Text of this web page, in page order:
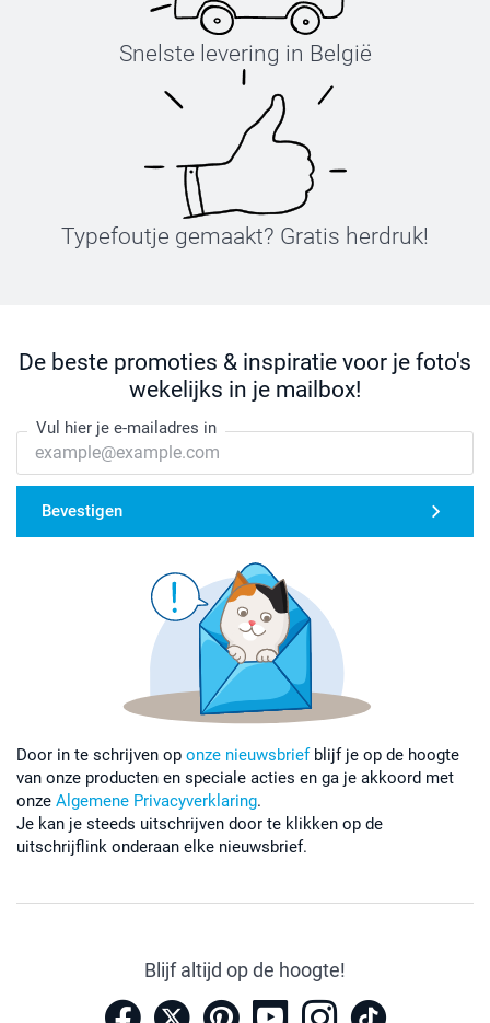
Snelste levering in België
Typefoutje gemaakt? Gratis herdruk!
De beste promoties & inspiratie voor je foto's
wekelijks in je mailbox!
Vul hier je e-mailadres in
Bevestigen
Door in te schrijven op onze nieuwsbriefblijf je op de hoogte
van onze producten en speciale acties en ga je akkoord met
onze Algemene Privacyverklaring.
Je kan je steeds uitschrijven door te klikken op de
uitschrijflink onderaan elke nieuwsbrief.
Blijf altijd op de hoogte!